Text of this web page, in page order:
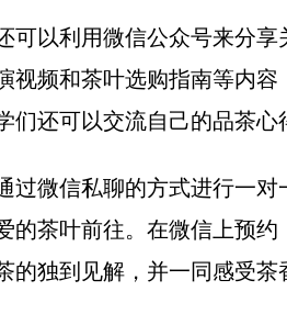
可以利用微信公众号来分
视频和茶叶选购指南等内
们还可以交流自己的品茶心
过微信私聊的方式进行一
的茶叶前往。在微信上预
的独到见解，并一同感受茶